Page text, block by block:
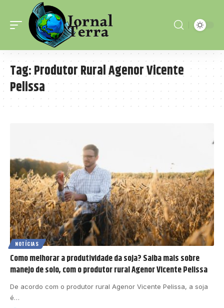
Tag:Produtor Rural Agenor Vicente
Pelissa
NOTÍCIAS
Como melhorar a produtividade da soja? Saiba mais sobre
manejo de solo, com o produtor rural Agenor Vicente Pelissa
De acordo com o produtor rural Agenor Vicente Pelissa, a soja
é…